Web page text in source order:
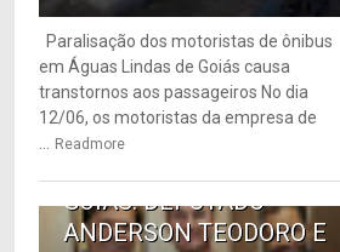
Paralisação dos motoristas de ônibus
em Águas Lindas de Goiás causa
transtornos aos passageiros No dia
12/06, os motoristas da empresa de
Readmore
6
TRANSPORTE PÚBLICO
GOIÁS: DEPUTADO
ANDERSON TEODORO E